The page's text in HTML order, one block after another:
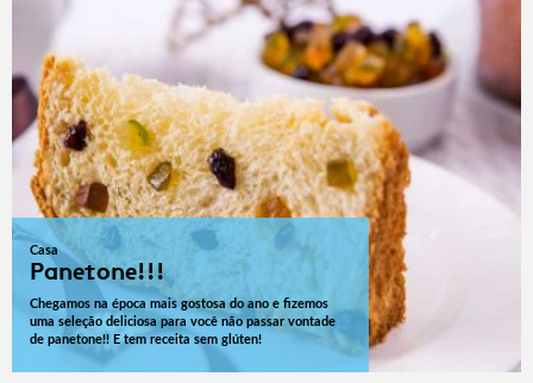
Casa
Panetone!!!
Chegamos na época mais gostosa do ano e fizemos
uma seleção deliciosa para você não passar vontade
de panetone!! E tem receita sem glúten!